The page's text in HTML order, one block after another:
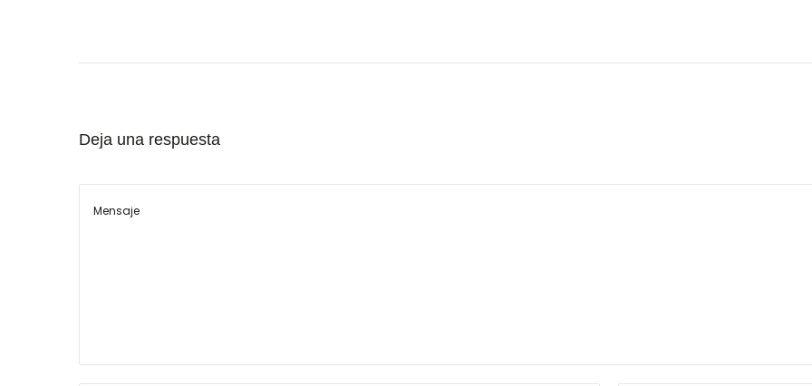
Deja una respuesta